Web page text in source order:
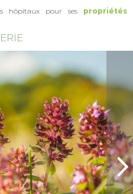
hôpitaux pour ses propriétés